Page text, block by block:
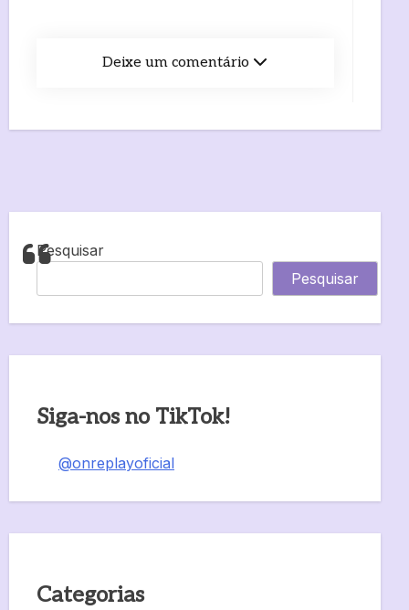
Deixe um comentário
Pesquisar
Pesquisar
Siga-nos no TikTok!
@onreplayoficial
Categorias